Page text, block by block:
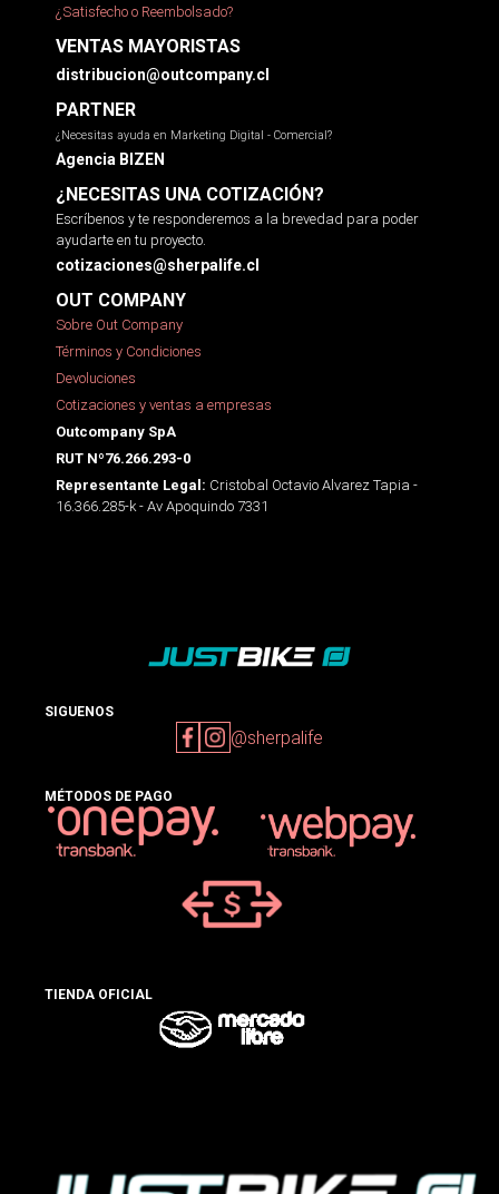
¿Satisfecho o Reembolsado?
VENTAS MAYORISTAS
distribucion@outcompany.cl
PARTNER
¿Necesitas ayuda en Marketing Digital - Comercial?
Agencia BIZEN
¿NECESITAS UNA COTIZACIÓN?
Escríbenos y te responderemos a la brevedad para poder
ayudarte en tu proyecto.
cotizaciones@sherpalife.cl
OUT COMPANY
Sobre Out Company
Términos y Condiciones
Devoluciones
Cotizaciones y ventas a empresas
Outcompany SpA
RUT Nº76.266.293-0
Representante Legal: Cristobal Octavio Alvarez Tapia -
16.366.285-k - Av Apoquindo 7331
SIGUENOS
@sherpalife
MÉTODOS DE PAGO
TIENDA OFICIAL